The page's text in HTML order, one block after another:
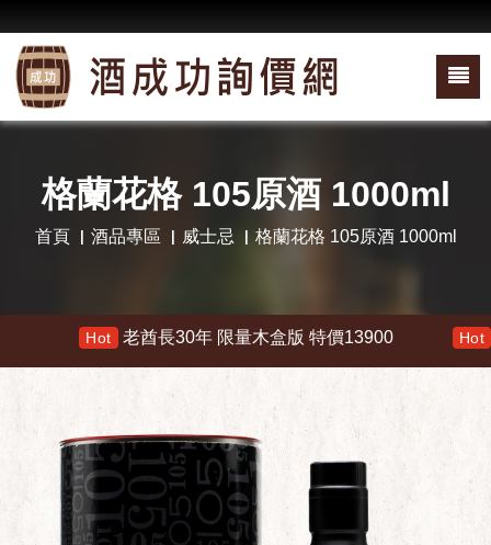
格蘭花格 105原酒 1000ml
首頁 酒品專區 威士忌 格蘭花格 105原酒 1000ml
老酋長30年 限量木盒版 特價13900 響